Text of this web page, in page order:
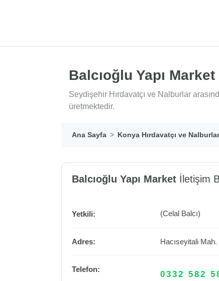
Balcıoğlu Yapı Market
Seydişehir Hırdavatçı ve Nalburlar
üretmektedir.
Ana Sayfa Konya Hırdavatçı ve Nalburlar
Balcıoğlu Yapı Market İletişim
Yetkili: (Celal Balcı)
Adres: Hacıseyitali
Telefon:
0332 582